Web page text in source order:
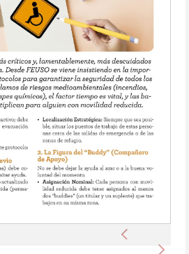
Anterior